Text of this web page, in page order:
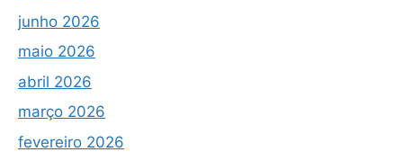
junho 2026
maio 2026
abril 2026
março 2026
fevereiro 2026